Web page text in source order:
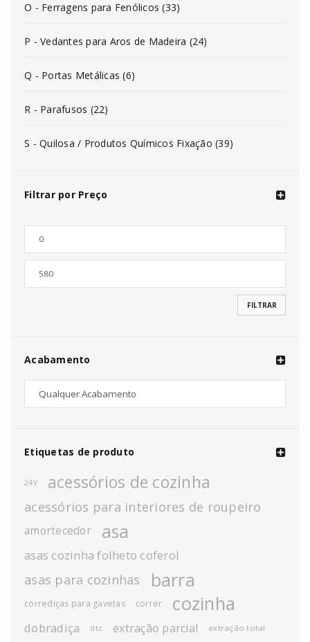
O - Ferragens para Fenólicos (33)
P - Vedantes para Aros de Madeira (24)
Q - Portas Metálicas (6)
R - Parafusos (22)
S - Quilosa / Produtos Químicos Fixação (39)
Filtrar por Preço
FILTRAR
Acabamento
Etiquetas de produto
24V acessórios de cozinha
acessórios para interiores de roupeiro
amortecedor asa
asas cozinha folheto coferol
asas para cozinhas barra
corrediças para gavetas correr cozinha
dobradiça dtc extração parcial extração total